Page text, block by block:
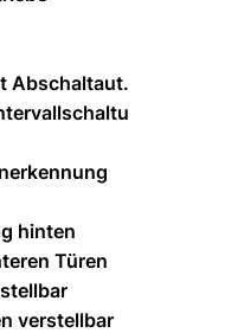
Abschaltaut.
hinten
Türen
verstellbar